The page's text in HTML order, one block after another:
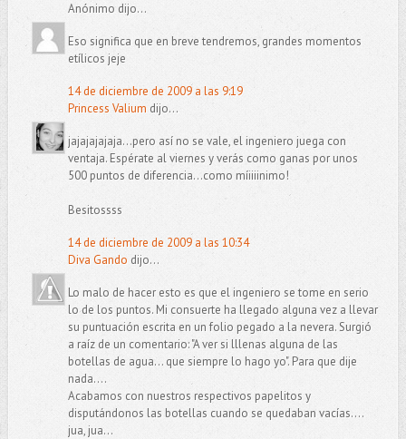
Anónimo dijo...
Eso significa que en breve tendremos, grandes momentos
etílicos jeje
14 de diciembre de 2009 a las 9:19
Princess Valium dijo...
jajajajajaja...pero así no se vale, el ingeniero juega con
ventaja. Espérate al viernes y verás como ganas por unos
500 puntos de diferencia...como míiiiinimo!
Besitossss
14 de diciembre de 2009 a las 10:34
Diva Gando dijo...
Lo malo de hacer esto es que el ingeniero se tome en serio
lo de los puntos. Mi consuerte ha llegado alguna vez a llevar
su puntuación escrita en un folio pegado a la nevera. Surgió
a raíz de un comentario: "A ver si lllenas alguna de las
botellas de agua... que siempre lo hago yo". Para que dije
nada....
Acabamos con nuestros respectivos papelitos y
disputándonos las botellas cuando se quedaban vacías....
jua, jua...